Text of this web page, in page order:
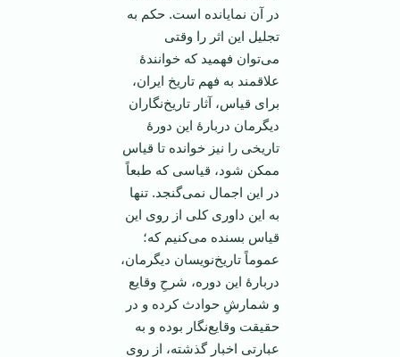
در آن نمایانده است. حکم به
تجلیل این اثر را وقتی
می‌توان فهمید که خوانندۀ
علاقمند به فهم تاریخ ایران،
برای قیاس، آثار تاریخ‌نگاران
دیگرمان دربارۀ این دورۀ
تاریخی را نیز خوانده تا قیاس
ممکن شود، قیاسی که طبعاً
در این اجمال نمی‌گنجد. تنها
به این داوری کلی از روی این
قیاس بسنده می‌کنیم که؛
عموماً تاریخ‌نویسان دیگرمان،
دربارۀ این دوره، شرحِ وقایع
و شمارشِ حوادث کرده‌ و در
حقیقت وقایع‌نگار بوده‌ و به
عبارتی اخبارِ گذشته، از روی